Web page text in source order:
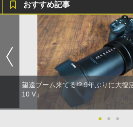
おすすめ記事
望遠ブーム来てる!? 9年ぶりに大復
10 V」
● ● ●